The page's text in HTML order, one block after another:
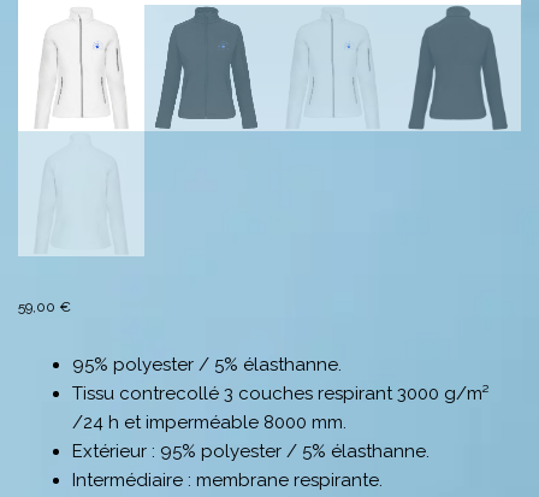
59,00 €
95% polyester / 5% élasthanne.
Tissu contrecollé 3 couches respirant 3000 g/m²
/24 h et imperméable 8000 mm.
Extérieur : 95% polyester / 5% élasthanne.
Intermédiaire : membrane respirante.